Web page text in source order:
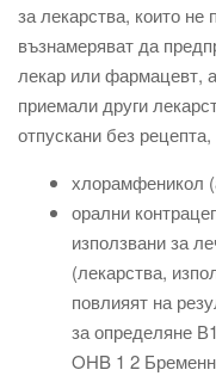
за лекарства, които не
възнамеряват да
лекар или фармацевт,
приемали други
отпускани без
хлорамфеникол
орални
използвани за
(лекарства,
повлияят на
за определяне
OHB 1 2